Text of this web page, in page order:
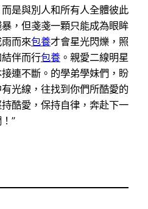
是與別人和所有人全體彼此
，但戔戔一顆只能成為眼眸
而來包養才會星光閃爍，照
伴而行包養 。親愛二線明星
連不斷。的學弟學妹們，盼
光線，往找到你們所酷愛的
酷愛，保持自律，奔赴下一
”